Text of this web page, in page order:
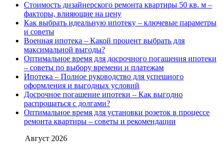
Стоимость дизайнерского ремонта квартиры 50 кв. м –
факторы, влияющие на цену
Как выбрать идеальную ипотеку – ключевые параметры
и советы
Военная ипотека – Какой процент выбрать для
максимальной выгоды?
Оптимальное время для досрочного погашения ипотеки
– советы по выбору времени и платежам
Ипотека – Полное руководство для успешного
оформления и выгодных условий
Досрочное погашение ипотеки – Как выгодно
распрощаться с долгами?
Оптимальное время для установки розеток в процессе
ремонта квартиры – советы и рекомендации
Август 2026